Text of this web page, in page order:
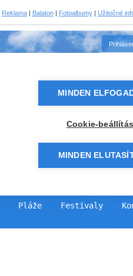
Reklama| Balaton| Fotoalbumy| Užitočné
Pláže Festivaly
MINDEN
Cookie-
MINDEN